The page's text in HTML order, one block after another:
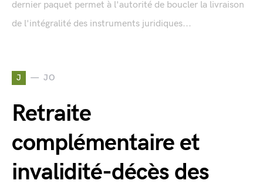
dernier paquet permet à l'autorité de boucler la livraison
de l'intégralité des instruments juridiques...
J JO
Retraite
complémentaire et
invalidité-décès des